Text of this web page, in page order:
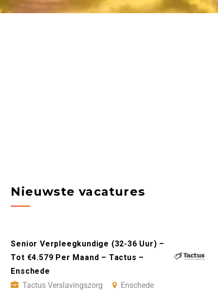
Nieuwste vacatures
Senior Verpleegkundige (32-36 Uur) –
Tot €4.579 Per Maand – Tactus –
Enschede
Tactus Verslavingszorg
Enschede